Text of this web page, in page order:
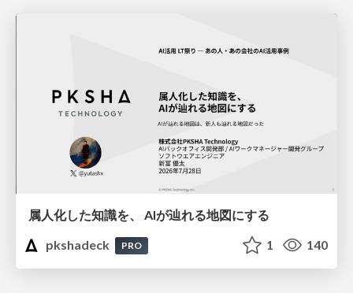
属人化した知識を、 AIが辿れる地図にする
pkshadeck
PRO 1 140